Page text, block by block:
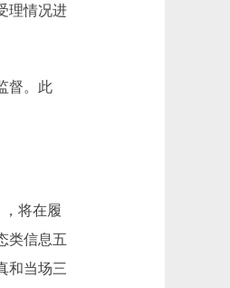
理情况进
督。此
将在履
类信息五
和当场三